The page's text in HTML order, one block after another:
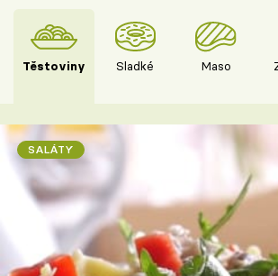
Těstoviny Sladké Maso
SALÁTY